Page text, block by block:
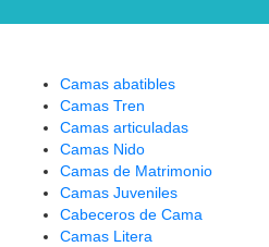
Camas abatibles
Camas Tren
Camas articuladas
Camas Nido
Camas de Matrimonio
Camas Juveniles
Cabeceros de Cama
Camas Litera